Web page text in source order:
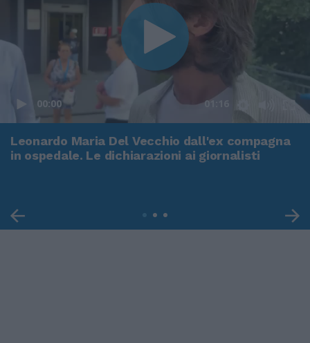
00:00 01:16
Leonardo Maria Del Vecchio dall'ex compagna
in ospedale. Le dichiarazioni ai giornalisti